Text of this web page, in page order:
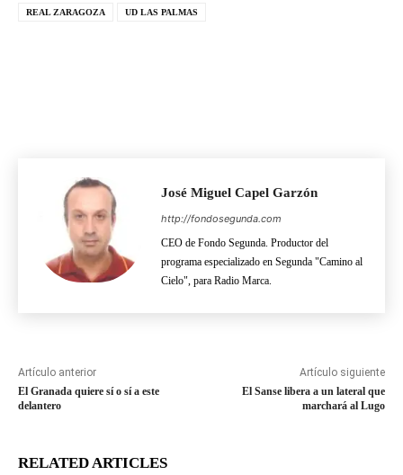
REAL ZARAGOZA UD LAS PALMAS
José Miguel Capel Garzón
http://fondosegunda.com
CEO de Fondo Segunda. Productor del
programa especializado en Segunda "Camino al
Cielo", para Radio Marca.
Artículo anterior
El Granada quiere sí o sí a este
delantero
Artículo siguiente
El Sanse libera a un lateral que
marchará al Lugo
RELATED ARTICLES